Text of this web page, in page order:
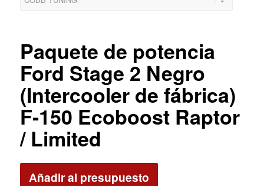
Paquete de potencia
Ford Stage 2 Negro
(Intercooler de fábrica)
F-150 Ecoboost Raptor
/ Limited
Añadir al presupuesto